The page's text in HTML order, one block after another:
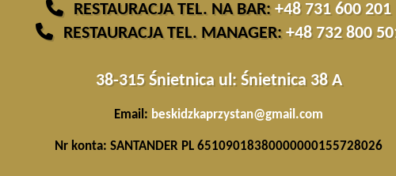
RESTAURACJA TEL. NA BAR: +48 731 600 201
RESTAURACJA TEL. MANAGER: +48 732 800
38-315 Śnietnica ul: Śnietnica 38 A
Email: beskidzkaprzystan@gmail.com
Nr konta: SANTANDER PL 65109018380000000155728026